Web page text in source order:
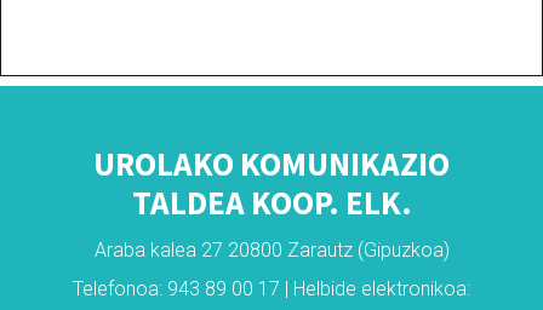
UROLAKO KOMUNIKAZIO
TALDEA KOOP. ELK.
Araba kalea 27 20800 Zarautz (Gipuzkoa)
Telefonoa: 943 89 00 17 | Helbide elektronikoa: